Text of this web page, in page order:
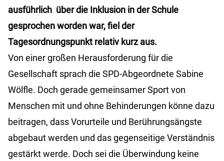
ausführlich über die Inklusion in der Schule
gesprochen worden war, fiel der
Tagesordnungspunkt relativ kurz aus.
Von einer großen Herausforderung für die
Gesellschaft sprach die SPD-Abgeordnete Sabine
Wölfle. Doch gerade gemeinsamer Sport von
Menschen mit und ohne Behinderungen könne dazu
beitragen, dass Vorurteile und Berührungsängste
abgebaut werden und das gegenseitige Verständnis
gestärkt werde. Doch sei die Überwindung keine